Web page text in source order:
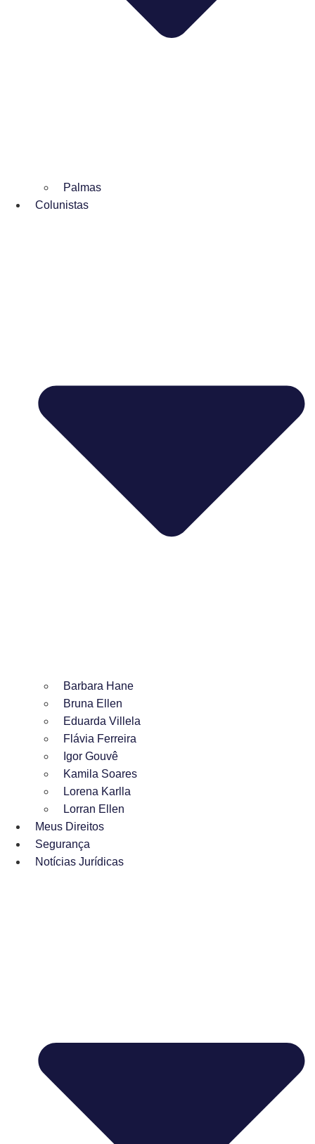
Palmas
Colunistas
Barbara Hane
Bruna Ellen
Eduarda Villela
Flávia Ferreira
Igor Gouvê
Kamila Soares
Lorena Karlla
Lorran Ellen
Meus Direitos
Segurança
Notícias Jurídicas